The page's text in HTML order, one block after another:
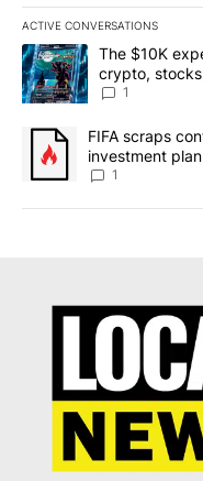
ACTIVE CONVERSATIONS
The following is a list of
A trending article titled
The $10K
crypto,
8
1
A trending article titled
FIFA scraps
investment
1